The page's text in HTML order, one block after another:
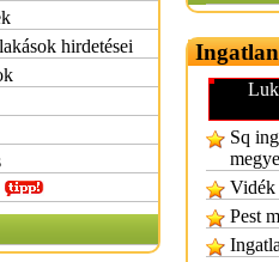
hirdetései
Sq
Vidék
Pest